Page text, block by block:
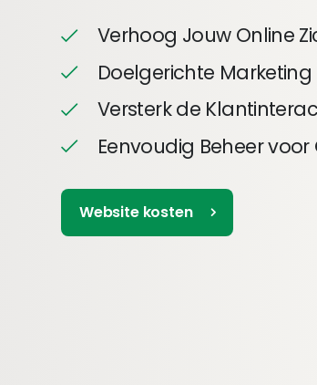
Verhoog Jouw Online
Doelgerichte
Versterk de
Eenvoudig Beheer
Website kosten